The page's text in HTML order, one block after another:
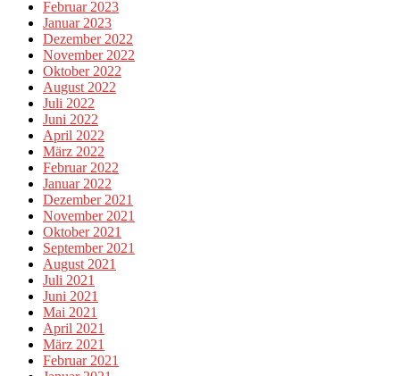
Februar 2023
Januar 2023
Dezember 2022
November 2022
Oktober 2022
August 2022
Juli 2022
Juni 2022
April 2022
März 2022
Februar 2022
Januar 2022
Dezember 2021
November 2021
Oktober 2021
September 2021
August 2021
Juli 2021
Juni 2021
Mai 2021
April 2021
März 2021
Februar 2021